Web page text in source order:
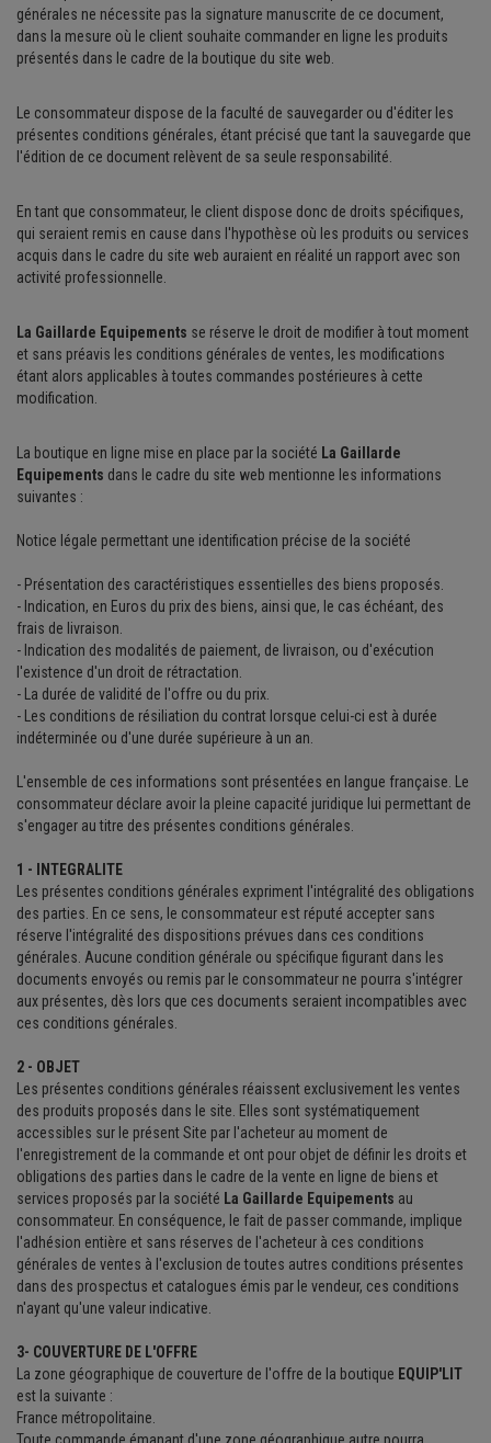
générales ne nécessite pas la signature manuscrite de ce document,
dans la mesure où le client souhaite commander en ligne les produits
présentés dans le cadre de la boutique du site web.
Le consommateur dispose de la faculté de sauvegarder ou d'éditer les
présentes conditions générales, étant précisé que tant la sauvegarde que
l'édition de ce document relèvent de sa seule responsabilité.
En tant que consommateur, le client dispose donc de droits spécifiques,
qui seraient remis en cause dans l'hypothèse où les produits ou services
acquis dans le cadre du site web auraient en réalité un rapport avec son
activité professionnelle.
La Gaillarde Equipements se réserve le droit de modifier à tout moment
et sans préavis les conditions générales de ventes, les modifications
étant alors applicables à toutes commandes postérieures à cette
modification.
La boutique en ligne mise en place par la société La Gaillarde
Equipements dans le cadre du site web mentionne les informations
suivantes :
Notice légale permettant une identification précise de la société
- Présentation des caractéristiques essentielles des biens proposés.
- Indication, en Euros du prix des biens, ainsi que, le cas échéant, des
frais de livraison.
- Indication des modalités de paiement, de livraison, ou d'exécution
l'existence d'un droit de rétractation.
- La durée de validité de l'offre ou du prix.
- Les conditions de résiliation du contrat lorsque celui-ci est à durée
indéterminée ou d'une durée supérieure à un an.
L'ensemble de ces informations sont présentées en langue française. Le
consommateur déclare avoir la pleine capacité juridique lui permettant de
s'engager au titre des présentes conditions générales.
1 - INTEGRALITE
Les présentes conditions générales expriment l'intégralité des obligations
des parties. En ce sens, le consommateur est réputé accepter sans
réserve l'intégralité des dispositions prévues dans ces conditions
générales. Aucune condition générale ou spécifique figurant dans les
documents envoyés ou remis par le consommateur ne pourra s'intégrer
aux présentes, dès lors que ces documents seraient incompatibles avec
ces conditions générales.
2 - OBJET
Les présentes conditions générales réaissent exclusivement les ventes
des produits proposés dans le site. Elles sont systématiquement
accessibles sur le présent Site par l'acheteur au moment de
l'enregistrement de la commande et ont pour objet de définir les droits et
obligations des parties dans le cadre de la vente en ligne de biens et
services proposés par la société La Gaillarde Equipements au
consommateur. En conséquence, le fait de passer commande, implique
l'adhésion entière et sans réserves de l'acheteur à ces conditions
générales de ventes à l'exclusion de toutes autres conditions présentes
dans des prospectus et catalogues émis par le vendeur, ces conditions
n'ayant qu'une valeur indicative.
3- COUVERTURE DE L'OFFRE
La zone géographique de couverture de l'offre de la boutique EQUIP'LIT
est la suivante :
France métropolitaine.